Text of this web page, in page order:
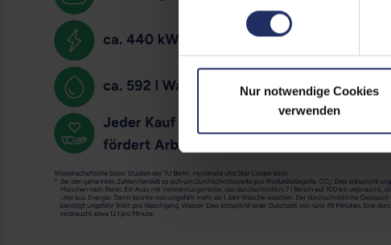
Nur notwendige Cookies
verwenden